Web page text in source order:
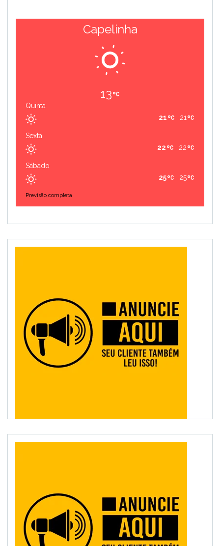
Capelinha
13
Quinta
21
21
Sexta
22
22
Sábado
25
25
Previsão completa